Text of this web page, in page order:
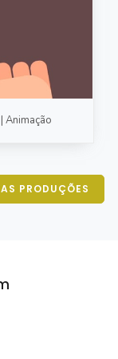
Animação
PRODUÇÕES